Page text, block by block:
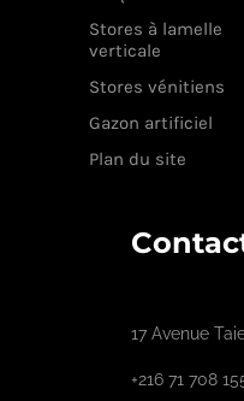
Stores à lamelle
verticale
Stores vénitiens
Gazon artificiel
Plan du site
17 Avenue
+216 71 708